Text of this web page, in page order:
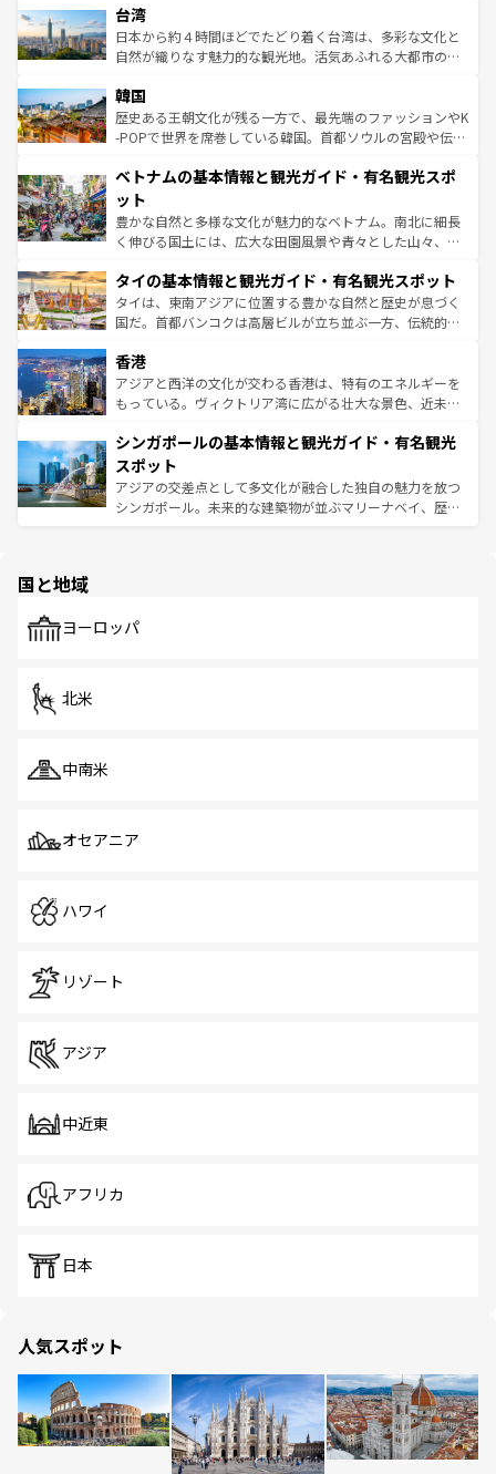
人々、おいしいローカルフードやハワイアンミュージッ
ク、伝統的なフラダンスなど、すべてがハワイの魅力を彩
っている。訪れるたびに新しい発見と感動が待っているハ
はコンテンツ一覧
リアリーフや大陸中央部にそびえるウルル（エアーズロッ
ク）、タスマニアの美しい原生林やケアンズの熱帯雨林な
ど、見どころがたくさん。また、カフェやワイン、オージ
いる。アクティビティも充実しており、サーフィンやダイ
ビング、ハイキングなど、アウトドア好きにはたまらな
い。オーストラリアの多彩な魅力を存分に味わいつくそ
参照してほしい。
台湾
日本から約４時間ほどでたどり着く台湾は、多彩な文化と
自然が織りなす魅力的な観光地。活気あふれる大都市の台
ン）、静ひつな山岳地帯である台湾東部など、都市の喧騒
と山間の静けさが共存しており、訪れる人に新しい発見と
驚きをもたらしてくれる。また、奥深い台湾の食文化も魅
容にもいいと評判のスイーツなど、バラエティ豊かな料理
照してほしい。
韓国
歴史ある王朝文化が残る一方で、最先端のファッションやK
-POPで世界を席巻している韓国。首都ソウルの宮殿や伝統
き、地方に足を延ばせば四季折々の自然美を楽しむことが
できる。そして、キムチや焼肉、絶品のストリートフード
まで、さまざまな韓国料理が待っている。夜には、韓国な
らではのナイトライフも堪能できる。あたたかいホスピタ
わってみてほしい。 なお、新着の韓国情報はコンテンツ一
覧 を参照してほしい。
ベトナムの基本情報と観光ガイド・有名観光スポ
ット
豊かな自然と多様な文化が魅力的なベトナム。南北に細長
く伸びる国土には、広大な田園風景や青々とした山々、世
急速な発展と共に伝統が息づく。ハノイの古い町並みやホ
ーチミン市のフランス統治時代の建物も、独特の雰囲気を
醸し出している。また、バラエティの豊かさとおいしさで
とつ。フォーやバインミー、ベトナムコーヒーなどは、ぜ
ひ現地で味わいたい。どの地域を訪れてもあたたかい人々
が旅行者を迎えてくれるので、きっと忘れられない旅にな
参照してほしい。
タイの基本情報と観光ガイド・有名観光スポット
タイは、東南アジアに位置する豊かな自然と歴史が息づく
国だ。首都バンコクは高層ビルが立ち並ぶ一方、伝統的な
の活気が交差している。北部ではチェンマイなどの山岳地
帯で自然と触れ合い、南部ではプーケットやクラビの美し
いビーチでリゾート気分を楽しむことができる。タイ料理
激する。気候は一年中温暖で、どの季節にも異なる楽しみ
が待っている。親しみやすいタイの人々、仏教を中心とし
た文化、そして多様な観光資源が、訪れる旅人を魅了し続
ける。 なお、新着のタイ情報はコンテンツ一覧を参照して
香港
アジアと西洋の文化が交わる香港は、特有のエネルギーを
もっている。ヴィクトリア湾に広がる壮大な景色、近未来
み、どこを訪れても感動するはず。観光スポットが密集し
ており、効率よく見どころを回れるのも魅力。息をのむよ
うな絶景から文化的な体験まで、香港を存分に楽しみ尽く
そう。 なお、新着の香港情報はコンテンツ一覧を参照して
シンガポールの基本情報と観光ガイド・有名観光
スポット
アジアの交差点として多文化が融合した独自の魅力を放つ
シンガポール。未来的な建築物が並ぶマリーナベイ、歴史
で、ホーカーズは地元の風情を楽しめる外せないスポット
国と地域
ヨーロッパ
北米
中南米
オセアニア
ハワイ
リゾート
アジア
中近東
アフリカ
日本
人気スポット